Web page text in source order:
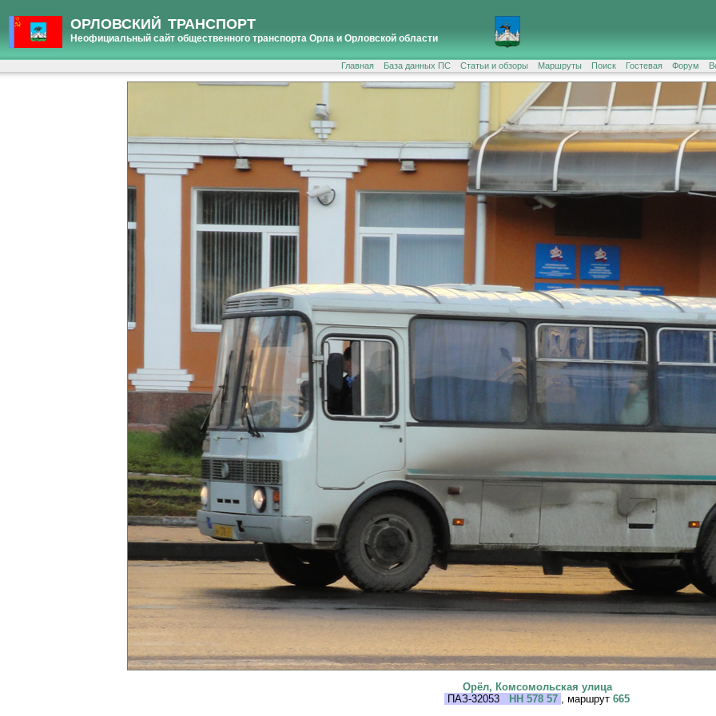
ОРЛОВСКИЙ ТРАНСПОРТ
Неофициальный сайт общественного транспорта Орла и Орловской области
Главная База данных ПС Статьи и обзоры Маршруты Поиск Гостевая Форум
Орёл, Комсомольская улица
ПАЗ-32053
НН 578 57 , маршрут 665